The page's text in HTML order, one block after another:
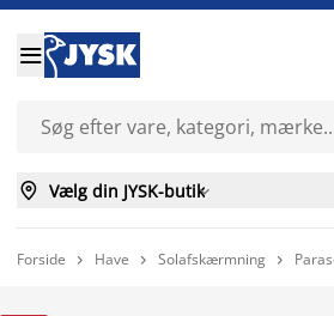

 Vælg din JYSK-butik
Forside  Have  Solafskærmning 